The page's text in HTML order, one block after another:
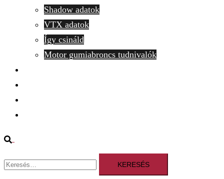
Shadow adatok
VTX adatok
Így csináld
Motor gumiabroncs tudnivalók
Search
Keresés: